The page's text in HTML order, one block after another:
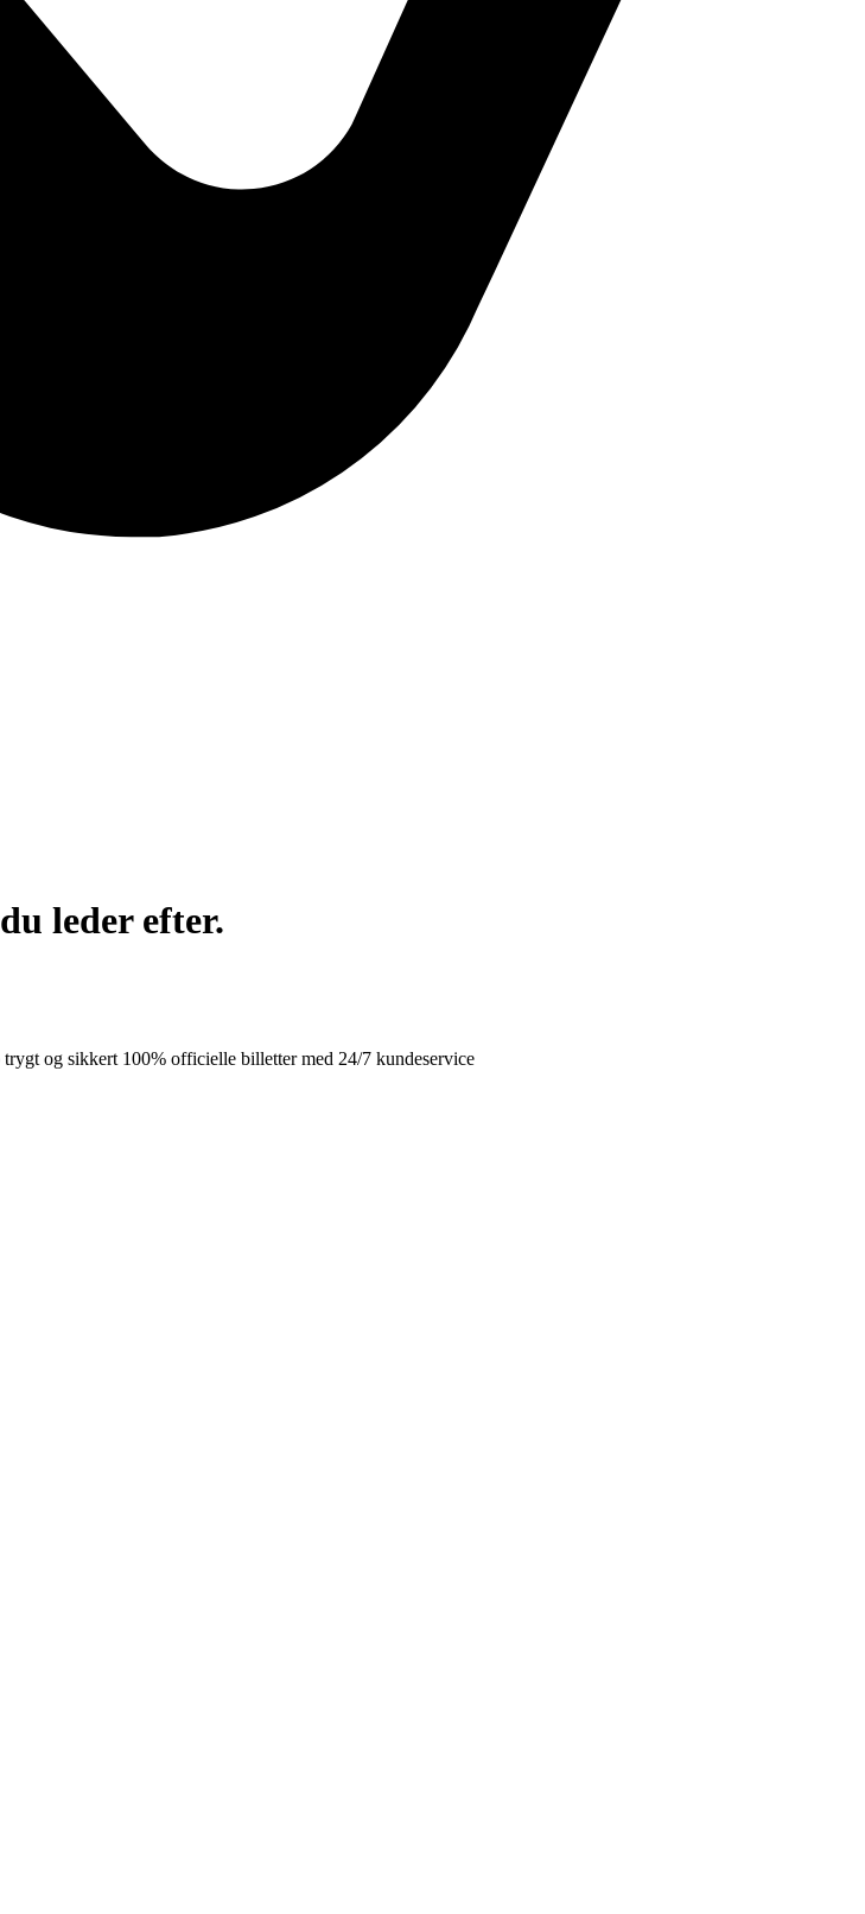
leder efter.
og sikkert 100% officielle billetter med 24/7 kundeservice